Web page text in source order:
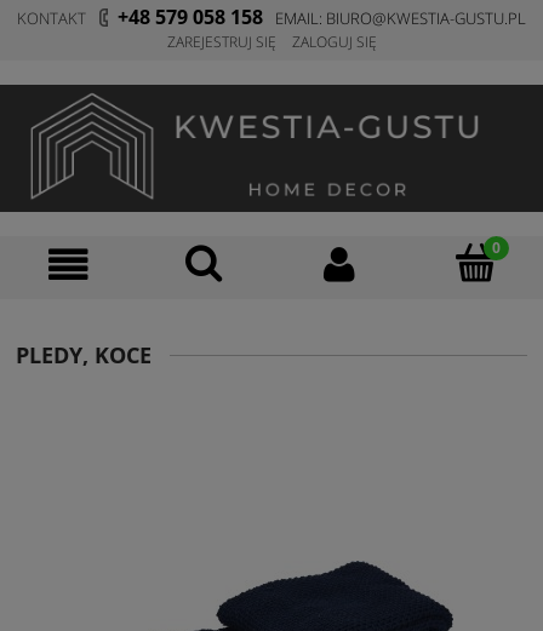
KONTAKT +48 579 058 158 EMAIL: BIURO@KWESTIA-GUSTU.PL
ZAREJESTRUJ SIĘ ZALOGUJ SIĘ
PLEDY, KOCE